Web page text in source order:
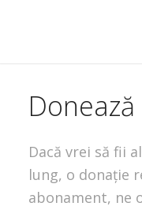
Dacă vrei să fii
lung, o donație
abonament, ne